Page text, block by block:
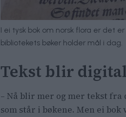
I ei tysk bok om norsk flora er det
bibliotekets bøker holder mål i dag.
Tekst blir
– Nå blir mer og mer tekst
som står i bøkene. Men ei